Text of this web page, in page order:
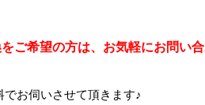
ご希望の方は、お気軽にお問い
お伺いさせて頂きます♪